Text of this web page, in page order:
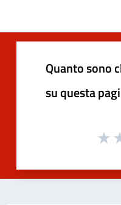
Quanto sono
su questa